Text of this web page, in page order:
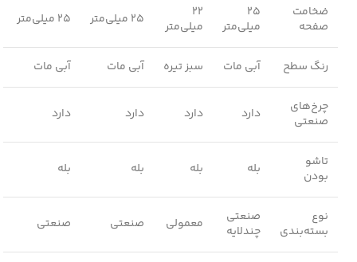
ضخامت
صفحه
25
میلی‌متر
22
میلی‌متر
25 میلی‌متر 25 میلی‌متر
رنگ سطح آبی مات سبز تیره آبی مات آبی مات
چرخ‌های
صنعتی
دارد دارد دارد دارد
تاشو
بودن
بله بله بله بله
نوع
بسته‌بندی
صنعتی
چندلایه
معمولی صنعتی صنعتی